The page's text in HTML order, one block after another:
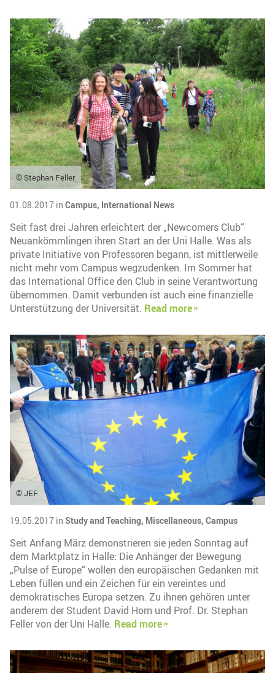
© Stephan Feller
01.08.2017 in Campus, International News
Seit fast drei Jahren erleichtert der „Newcomers Club“
Neuankömmlingen ihren Start an der Uni Halle. Was als
private Initiative von Professoren begann, ist mittlerweile
nicht mehr vom Campus wegzudenken. Im Sommer hat
das International Office den Club in seine Verantwortung
übernommen. Damit verbunden ist auch eine finanzielle
Unterstützung der Universität. Read more
© JEF
19.05.2017 in Study and Teaching, Miscellaneous, Campus
Seit Anfang März demonstrieren sie jeden Sonntag auf
dem Marktplatz in Halle: Die Anhänger der Bewegung
„Pulse of Europe“ wollen den europäischen Gedanken mit
Leben füllen und ein Zeichen für ein vereintes und
demokratisches Europa setzen. Zu ihnen gehören unter
anderem der Student David Horn und Prof. Dr. Stephan
Feller von der Uni Halle. Read more